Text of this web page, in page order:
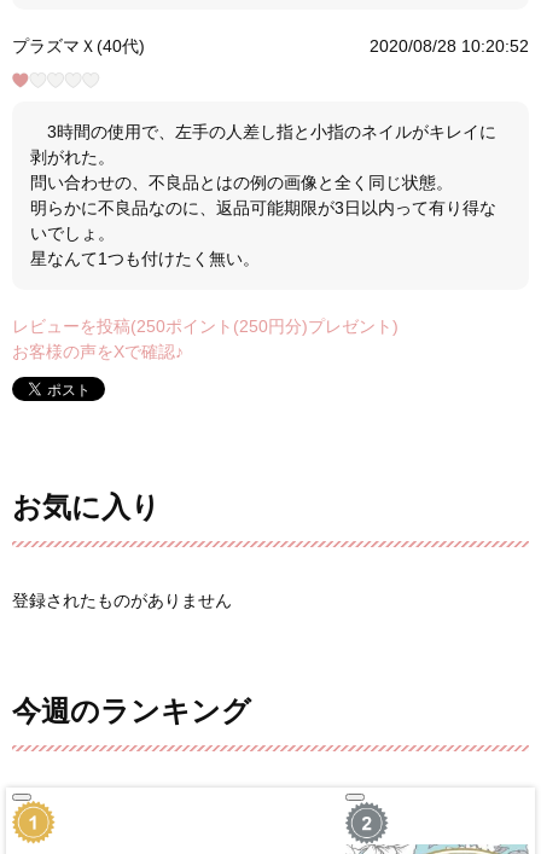
プラズマＸ(40代) 2020/08/28 10:20:52
3時間の使用で、左手の人差し指と小指のネイルがキレイに
剥がれた。
問い合わせの、不良品とはの例の画像と全く同じ状態。
明らかに不良品なのに、返品可能期限が3日以内って有り得な
いでしょ。
星なんて1つも付けたく無い。
レビューを投稿(250ポイント(250円分)プレゼント)
お客様の声をXで確認♪
お気に入り
登録されたものがありません
今週のランキング